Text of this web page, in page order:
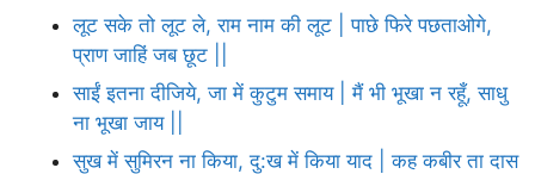
लूट सके तो लूट ले, राम नाम की लूट | पाछे फिरे पछताओगे,
प्राण जाहिं जब छूट ||
साईं इतना दीजिये, जा में कुटुम समाय | मैं भी भूखा न रहूँ, साधु
ना भूखा जाय ||
सुख में सुमिरन ना किया, दु:ख में किया याद | कह कबीर ता दास